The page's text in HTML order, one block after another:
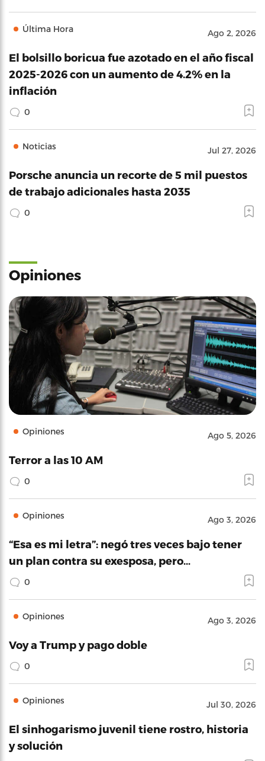
Última Hora Ago 2, 2026
El bolsillo boricua fue azotado en el año fiscal
2025-2026 con un aumento de 4.2% en la
inflación
0
Noticias Jul 27, 2026
Porsche anuncia un recorte de 5 mil puestos
de trabajo adicionales hasta 2035
0
Opiniones
Opiniones Ago 5, 2026
Terror a las 10 AM
0
Opiniones Ago 3, 2026
“Esa es mi letra”: negó tres veces bajo tener
un plan contra su exesposa, pero…
0
Opiniones Ago 3, 2026
Voy a Trump y pago doble
0
Opiniones Jul 30, 2026
El sinhogarismo juvenil tiene rostro, historia
y solución